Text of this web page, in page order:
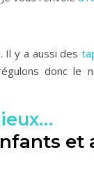
Il y a aussi des
donc le
et